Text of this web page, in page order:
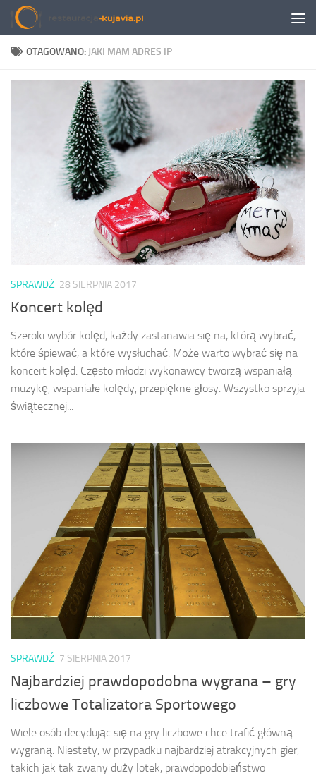
Przeskocz do treści
OTAGOWANO: JAKI MAM ADRES IP
SPRAWDŹ 28 SIERPNIA 2017
Koncert kolęd
Szeroki wybór kolęd, każdy zastanawia się na, którą wybrać,
które śpiewać, a które wysłuchać. Może warto wybrać się na
koncert kolęd. Często młodzi wykonawcy tworzą wspaniałą
muzykę, wspaniałe kolędy, przepiękne głosy. Wszystko sprzyja
świątecznej...
SPRAWDŹ 7 SIERPNIA 2017
Najbardziej prawdopodobna wygrana – gry
liczbowe Totalizatora Sportowego
Wiele osób decydując się na gry liczbowe chce trafić główną
wygraną. Niestety, w przypadku najbardziej atrakcyjnych gier,
takich jak tak zwany duży lotek, prawdopodobieństwo